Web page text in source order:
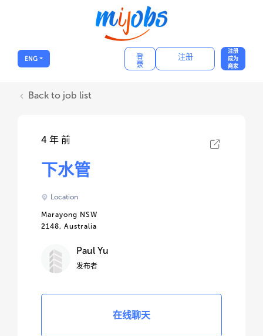
ENG 登
录
注册
注册
成为
商家
Back to job list
4 年 前
下水管
Location
Marayong NSW
2148, Australia
Paul Yu
发布者
在线聊天